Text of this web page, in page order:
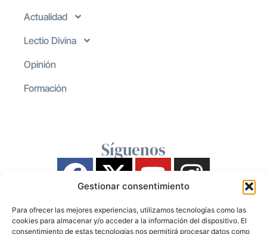
Gestionar consentimiento
Para ofrecer las mejores experiencias, utilizamos tecnologías como las
cookies para almacenar y/o acceder a la información del dispositivo. El
consentimiento de estas tecnologías nos permitirá procesar datos como
Actualidad
Lectio Divina
Opinión
Formación
Síguenos